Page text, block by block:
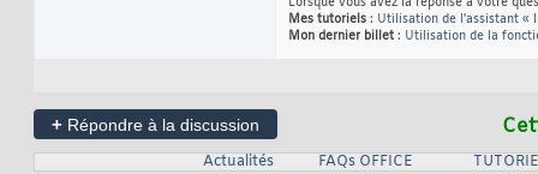
Lorsque vous avez la réponse à votre
Mes tutoriels : Utilisation de l'assistant «
Mon dernier billet : Utilisation de la
+ Répondre à la discussion
Actualités FAQs OFFICE